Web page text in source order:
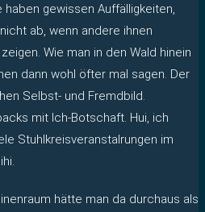
gewissen Auffälligkeiten,
ab, wenn andere ihnen
Wie man in den Wald hinein
dann wohl öfter mal sagen. Der
Selbst- und Fremdbild.
mit Ich-Botschaft. Hui, ich
Stuhlkreisveranstalrungen im
hätte man da durchaus als